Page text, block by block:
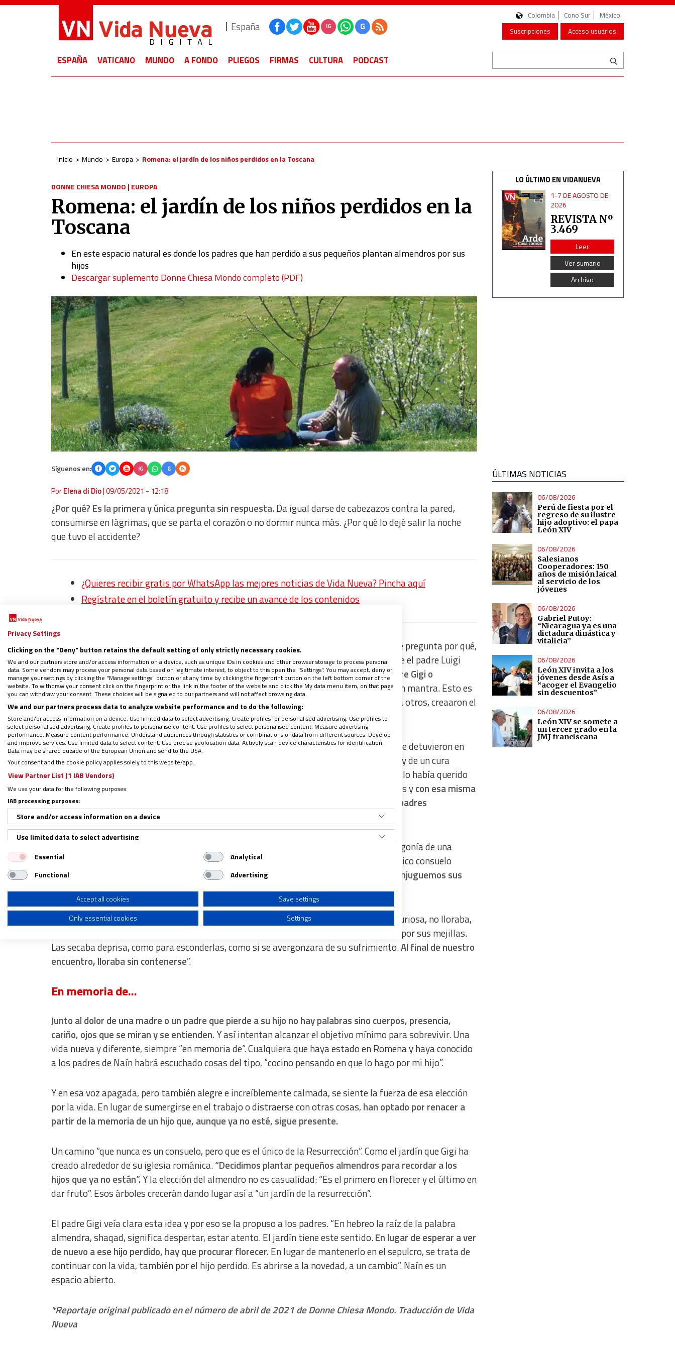
España IG G
Colombia Cono Sur
México
Suscripciones
Acceso usuarios
ESPAÑA VATICANO MUNDO A FONDO PLIEGOS FIRMAS CULTURA PODCAST
Inicio Mundo Europa Romena: el jardín de los niños perdidos en la Toscana
DONNE CHIESA MONDO | EUROPA
Romena: el jardín de los niños perdidos en la
Toscana
En este espacio natural es donde los padres que han perdido a sus pequeños plantan almendros por sus
hijos
Descargar suplemento Donne Chiesa Mondo completo (PDF)
Síguenos en: IG G
PorElena di Dio|09/05/2021 - 12:18
¿Por qué? Es la primera y única pregunta sin respuesta. Da igual darse de cabezazos contra la pared,
consumirse en lágrimas, que se parta el corazón o no dormir nunca más. ¿Por qué lo dejé salir la noche
que tuvo el accidente?
¿Quieres recibir gratis por WhatsApp las mejores noticias de Vida Nueva? Pincha aquí
Regístrate en el boletín gratuito y recibe un avance de los contenidos
Sobrevivir a un hijo que muere es una tragedia incomprensible.
Y quien, desesperado, se pregunta por qué,
no merece una respuesta de circunstancia o una cascada de palabras inútiles, como dice el padre Luigi
Verdi. “El dolor de una madre o un padre no se puede ofender. No se puede hacer”.El padre Gigi o
simplemente Gigi, fundador de la Fraternidad de Romena en Toscana,lo repite como un mantra. Esto es
lo que pensó hace veinte años cuando conoció a la primera pareja de padres que, junto a otros, creaaron el
Grupo Naín.
Habían perdido a su hijo y deambulaban por aquellos verdes valles en busca de la paz. Se detuvieron en
Pieve, y que hoy, como entonces, acoge a “caminantes en la fe”. “Me hablaron de su luto y de un cura
imbécil que intentó explicarles que su hijo era más bueno que los demás y por eso, Dios lo había querido
consigo”, cuenta Gigi. “¿Cómo se puede hacer algo así?”, se pregunta aún después de años ycon esa misma
pasión agitada y obstinada que se esconde tras los gestos, y no las palabras, para los padres
“huérfanos” de hijos.
Nombré así al grupo recordando el episodio de Jesús que en Naín se encuentra con la agonía de una
madre que había perdido a su hijo. Con compasión, coloca su mano sobre el ataúd. El único consuelo
radica en ese gesto.
Esos padres necesitan nuestra presencia, nuestra escucha y que enjuguemos sus
lágrimas”.
De lágrimas sabe Gigi: “Llegó una mujer a Romena. Tengo su imagen grabada. Estaba furiosa, no lloraba,
no decía una palabra. Poco a poco comenzó a abrirse y las lágrimas empezaron a rodar por sus mejillas.
Las secaba deprisa, como para esconderlas, como si se avergonzara de su sufrimiento.Al final de nuestro
encuentro, lloraba sin contenerse”.
En memoria de…
Junto al dolor de una madre o un padre que pierde a su hijo no hay palabras sino cuerpos, presencia,
cariño, ojos que se miran y se entienden.Y así intentan alcanzar el objetivo mínimo para sobrevivir. Una
vida nueva y diferente, siempre “en memoria de”. Cualquiera que haya estado en Romena y haya conocido
a los padres de Naín habrá escuchado cosas del tipo, “cocino pensando en que lo hago por mi hijo”.
Y en esa voz apagada, pero también alegre e increíblemente calmada, se siente la fuerza de esa elección
por la vida. En lugar de sumergirse en el trabajo o distraerse con otras cosas, han optado por renacer a
partir de la memoria de un hijo que, aunque ya no esté, sigue presente.
Un camino “que nunca es un consuelo, pero que es el único de la Resurrección”. Como el jardín que Gigi ha
creado alrededor de su iglesia románica.“Decidimos plantar pequeños almendros para recordar a los
hijos que ya no están”.Y la elección del almendro no es casualidad: “Es el primero en florecer y el último en
dar fruto”. Esos árboles crecerán dando lugar así a “un jardín de la resurrección”.
El padre Gigi veía clara esta idea y por eso se la propuso a los padres. “En hebreo la raíz de la palabra
almendra, shaqad, significa despertar, estar atento. El jardín tiene este sentido.En lugar de esperar a ver
de nuevo a ese hijo perdido, hay que procurar florecer. En lugar de mantenerlo en el sepulcro, se trata de
continuar con la vida, también por el hijo perdido. Es abrirse a la novedad, a un cambio”. Naín es un
espacio abierto.
*Reportaje original publicado en el número de abril de 2021 de Donne Chiesa Mondo. Traducción de Vida
Nueva
LO ÚLTIMO EN VIDANUEVA
1-7 DE AGOSTO DE
2026
REVISTA Nº
3.469
Leer
Ver sumario
Archivo
ÚLTIMAS NOTICIAS
06/08/2026
Perú de fiesta por el
regreso de su ilustre
hijo adoptivo: el papa
León XIV
06/08/2026
Salesianos
Cooperadores: 150
años de misión laical
al servicio de los
jóvenes
06/08/2026
Gabriel Putoy:
“Nicaragua ya es una
dictadura dinástica y
vitalicia”
06/08/2026
León XIV invita a los
jóvenes desde Asís a
“acoger el Evangelio
sin descuentos”
06/08/2026
León XIV se somete a
un tercer grado en la
JMJ franciscana
Privacy Settings
Clicking on the "Deny" button retains the default setting of only strictly necessary cookies.
We and our partners store and/or access information on a device, such as unique IDs in cookies and other browser storage to process personal
data. Some vendors may process your personal data based on legitimate interest, to object to this open the "Settings". You may accept, deny or
manage your settings by clicking the "Manage settings" button or at any time by clicking the fingerprint button on the left bottom corner of the
website. To withdraw your consent click on the fingerprint or the link in the footer of the website and click the My data menu item, on that page
you can withdraw your consent. These choices will be signaled to our partners and will not affect browsing data.
We and our partners process data to analyze website performance and to do the following:
Store and/or access information on a device. Use limited data to select advertising. Create profiles for personalised advertising. Use profiles to
select personalised advertising. Create profiles to personalise content. Use profiles to select personalised content. Measure advertising
performance. Measure content performance. Understand audiences through statistics or combinations of data from different sources. Develop
and improve services. Use limited data to select content. Use precise geolocation data. Actively scan device characteristics for identification.
Data may be shared outside of the European Union and send to the USA.
Your consent and the cookie policy applies solely to this website/app.
View Partner List (1 IAB Vendors)
We use your data for the following purposes:
IAB processing purposes:
Store and/or access information on a device
Use limited data to select advertising
Create profiles for personalised advertising
Use profiles to select personalised advertising
Create profiles to personalise content
Use profiles to select personalised content
Measure content performance
Use limited data to select content
IAB Special Features:
Use precise geolocation data
Non-IAB processing purposes:
Advertising
Essential
Analytical
Functional
Advertising
Accept all cookies
Save settings
Only essential cookies
Settings